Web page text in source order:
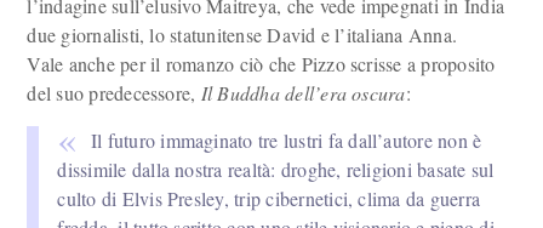
l’indagine sull’elusivo Maitreya, che vede impegnati in India
due giornalisti, lo statunitense David e l’italiana Anna.
Vale anche per il romanzo ciò che Pizzo scrisse a proposito
del suo predecessore, Il Buddha dell’era oscura:
Il futuro immaginato tre lustri fa dall’autore non è
dissimile dalla nostra realtà: droghe, religioni basate sul
culto di Elvis Presley, trip cibernetici, clima da guerra